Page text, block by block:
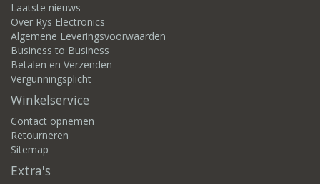
Laatste nieuws
Over Rys Electronics
Algemene Leveringsvoorwaarden
Business to Business
Betalen en Verzenden
Vergunningsplicht
Winkelservice
Contact opnemen
Retourneren
Sitemap
Extra's